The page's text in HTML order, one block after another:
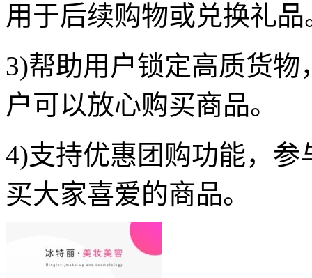
用于后续购物或兑换礼品
3)帮助用户锁定高质货
户可以放心购买商品。
4)支持优惠团购功能，
买大家喜爱的商品。